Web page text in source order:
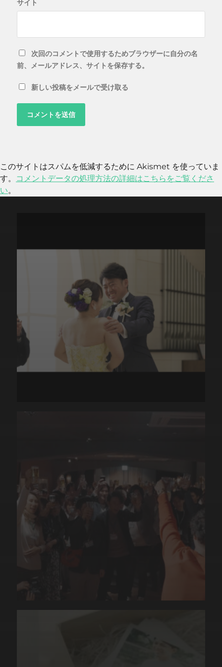
サイト
次回のコメントで使用するためブラウザーに自分の名
前、メールアドレス、サイトを保存する。
新しい投稿をメールで受け取る
このサイトはスパムを低減するために Akismet を使っていま
す。
コメントデータの処理方法の詳細はこちらをご覧くださ
い。